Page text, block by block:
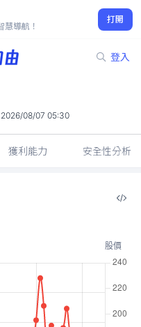
慧導航！
打開
登入
2026/08/07 05:30
獲利能力 安全性分析